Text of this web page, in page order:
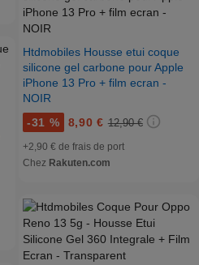
Htdmobiles Housse etui coque
silicone gel carbone pour Apple
iPhone 13 Pro + film ecran -
NOIR
-31 % 8,90 € 12,90 €
+2,90 € de frais de port
Chez Rakuten.com